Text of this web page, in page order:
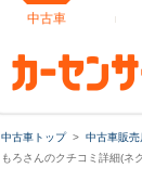
中古車
中古車トップ 中古車販売
もろさんのクチコミ詳細(ネ